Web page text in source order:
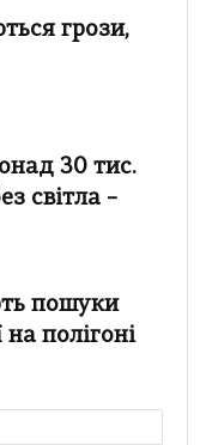
грози,
30 тис.
світла –
пошуки
полігоні